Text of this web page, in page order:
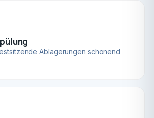
Ablagerungen schonend